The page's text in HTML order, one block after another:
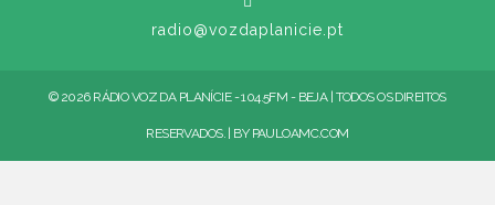
radio@vozdaplanicie.pt
© 2026 RÁDIO VOZ DA PLANÍCIE - 104.5FM - BEJA | TODOS OS DIREITOS
RESERVADOS. | BY PAULOAMC.COM